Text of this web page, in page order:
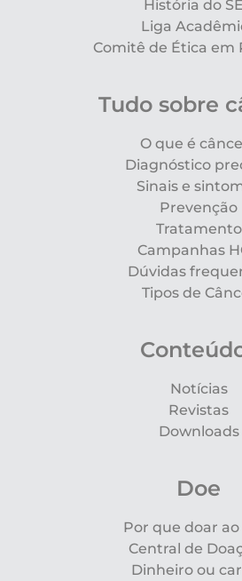
História do
Liga
Comitê de Ética em
Tudo sobre
O que é
Diagnóstico
Sinais e
Prevenção
Tratamento
Campanhas
Dúvidas
Tipos de
Notícias
Revistas
Downloads
Doe
Por que doar ao
Central de
Dinheiro ou